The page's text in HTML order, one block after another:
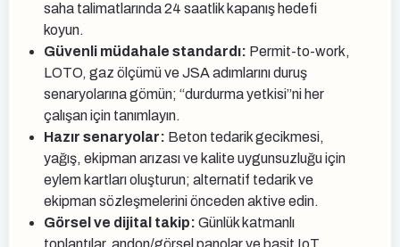
saha talimatlarında 24 saatlik kapanış hedefi
koyun.
Güvenli müdahale standardı: Permit-to-work,
LOTO, gaz ölçümü ve JSA adımlarını duruş
senaryolarına gömün; “durdurma yetkisi”ni her
çalışan için tanımlayın.
Hazır senaryolar: Beton tedarik gecikmesi,
yağış, ekipman arızası ve kalite uygunsuzluğu için
eylem kartları oluşturun; alternatif tedarik ve
ekipman sözleşmelerini önceden aktive edin.
Görsel ve dijital takip: Günlük katmanlı
toplantılar, andon/görsel panolar ve basit IoT